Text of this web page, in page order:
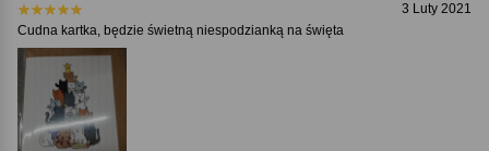
3 Luty 2021
Cudna kartka, będzie świetną niespodzianką na święta